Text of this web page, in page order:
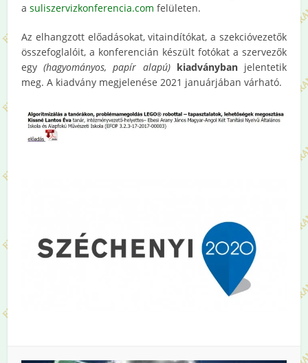
asuliszervizkonferencia.com felületen.
Az elhangzott előadásokat, vitaindítókat, a szekcióvezetők
összefoglalóit, a konferencián készült fotókat a szervezők
egy(hagyományos, papír alapú)kiadványbanjelentetik
meg. A kiadvány megjelenése 2021 januárjában várható.